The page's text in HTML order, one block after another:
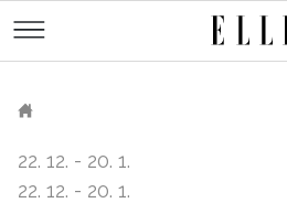
obsahu
MÓDA
Street
přehlídky
měsíce
a
Kulturní
tipy
Cestování
Technologie
Empowerment
Sluneční
Keltský
Indiánský
22. 12. - 20. 1.
22. 12. - 20. 1.